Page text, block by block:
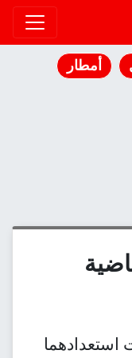
أمطار
استعدادهما